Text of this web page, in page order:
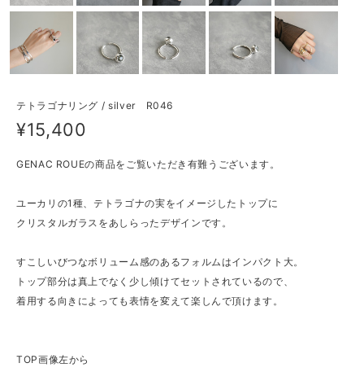
テトラゴナリング / silver R046
¥15,400
GENAC ROUEの商品をご覧いただき有難うございます。
ユーカリの1種、テトラゴナの実をイメージしたトップに
クリスタルガラスをあしらったデザインです。
すこしいびつなボリューム感のあるフォルムはインパクト大。
トップ部分は真上でなく少し傾けてセットされているので、
着用する向きによっても表情を変えて楽しんで頂けます。
TOP画像左から